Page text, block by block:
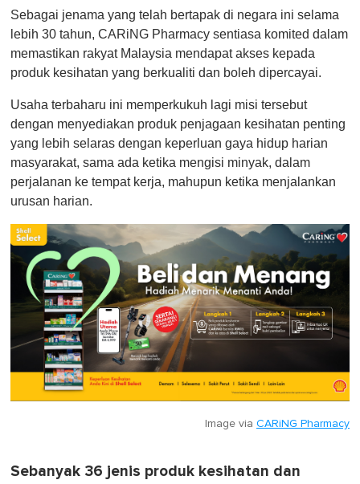
f
1
i
n
u
e
,
Sebagai jenama yang telah bertapak di negara ini selama
lebih 30 tahun, CARiNG Pharmacy sentiasa komited dalam
memastikan rakyat Malaysia mendapat akses kepada
produk kesihatan yang berkualiti dan boleh dipercayai.
Usaha terbaharu ini memperkukuh lagi misi tersebut
dengan menyediakan produk penjagaan kesihatan penting
yang lebih selaras dengan keperluan gaya hidup harian
masyarakat, sama ada ketika mengisi minyak, dalam
perjalanan ke tempat kerja, mahupun ketika menjalankan
urusan harian.
Image via CARiNG Pharmacy
Sebanyak 36 jenis produk kesihatan dan